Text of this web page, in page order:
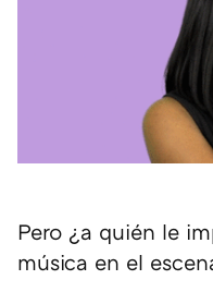
Pero ¿a quién le
música en el